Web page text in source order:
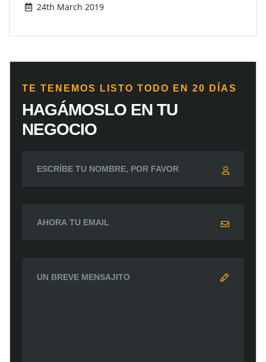
24th March 2019
TE TENEMOS LISTO TODO EN 20 DÍAS
HAGÁMOSLO EN TU
NEGOCIO